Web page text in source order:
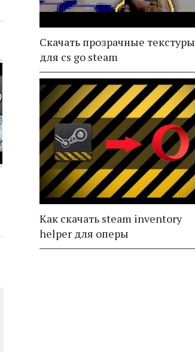
Скачать прозрачные текстуры
для cs go steam
Как скачать steam inventory
helper для оперы